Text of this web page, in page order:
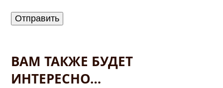
ВАМ ТАКЖЕ БУДЕТ
ИНТЕРЕСНО…